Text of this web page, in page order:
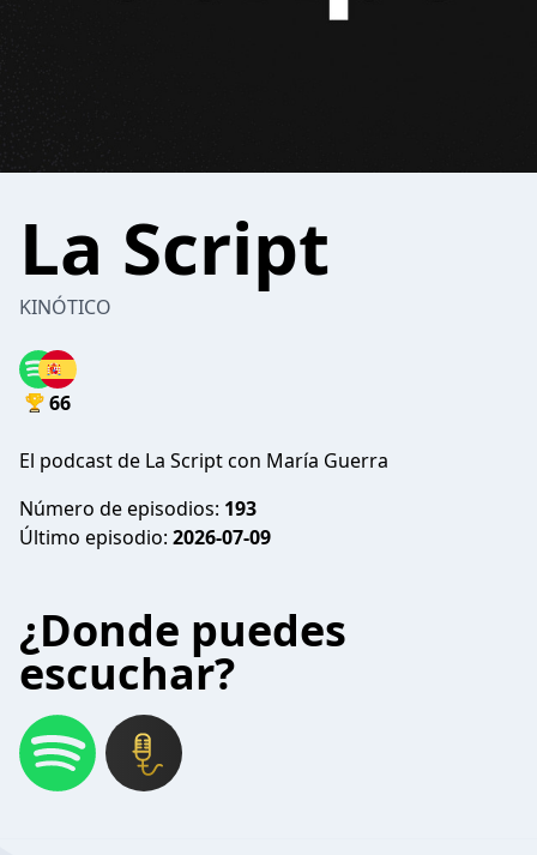
La Script
KINÓTICO
66
El podcast de La Script con María Guerra
Número de episodios: 193
Último episodio: 2026-07-09
¿Donde puedes
escuchar?